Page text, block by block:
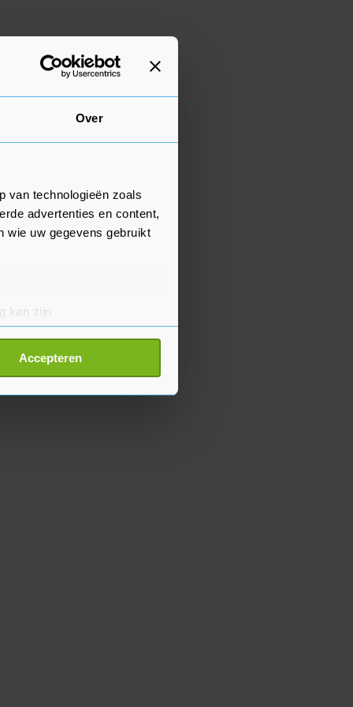
Over
van technologieën zoals
advertenties en content,
wie uw gegevens gebruikt
kan zijn
detailgedeelte
cookiepagina kun je
Accepteren